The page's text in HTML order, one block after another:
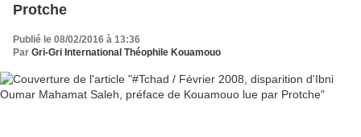
Protche
Publié le 08/02/2016 à 13:36
Par Gri-Gri International Théophile Kouamouo